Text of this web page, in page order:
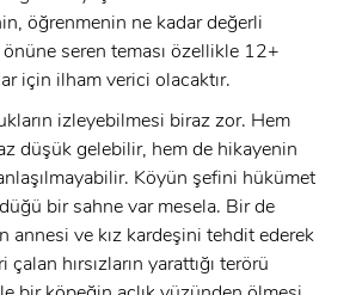
Hatırla Şifremi Unuttum ?
GIRIŞ
ÜYE OL
öğrenmenin ne kadar değerli
seren teması özellikle 12+
için ilham verici olacaktır.
izleyebilmesi biraz zor. Hem
düşük gelebilir, hem de hikayenin
Köyün şefini hükümet
bir sahne var mesela. Bir de
annesi ve kız kardeşini tehdit ederek
hırsızların yarattığı terörü